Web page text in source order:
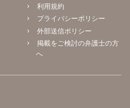
利用規約
プライバシーポリシー
外部送信ポリシー
掲載をご検討の弁護士の方
へ